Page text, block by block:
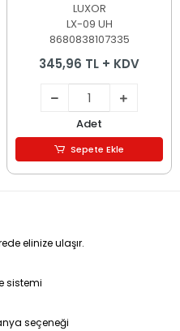
LUXOR
LX-09 UH
8680838107335
345,96 TL + KDV
Adet
Sepete Ekle
elinize ulaşır.
sistemi
seçeneği